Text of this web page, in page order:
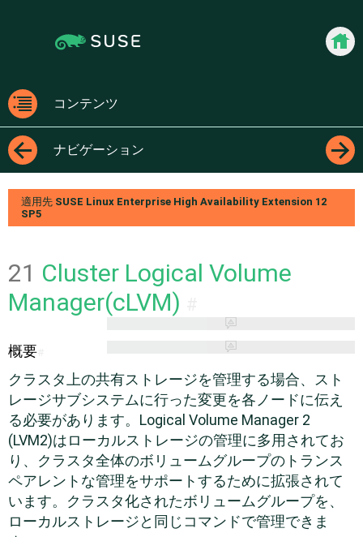
navigation:
[access
key
p]/next
page
[access
key n]
コン
テン
ツ
コンテンツ
ナビゲーション
←
→
適用先 SUSE Linux Enterprise High Availability Extension 12
SP5
21 Cluster Logical Volume
Manager(cLVM)
概要
クラスタ上の共有ストレージを管理する場合、スト
レージサブシステムに行った変更を各ノードに伝え
る必要があります。Logical Volume Manager 2
(LVM2)はローカルストレージの管理に多用されてお
り、クラスタ全体のボリュームグループのトランス
ペアレントな管理をサポートするために拡張されて
います。クラスタ化されたボリュームグループを、
ローカルストレージと同じコマンドで管理できま